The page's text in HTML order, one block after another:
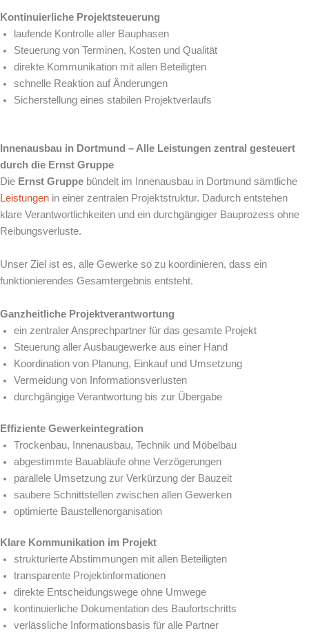
Kontinuierliche Projektsteuerung
laufende Kontrolle aller Bauphasen
Steuerung von Terminen, Kosten und Qualität
direkte Kommunikation mit allen Beteiligten
schnelle Reaktion auf Änderungen
Sicherstellung eines stabilen Projektverlaufs
Innenausbau in Dortmund – Alle Leistungen zentral gesteuert
durch die Ernst Gruppe
Die Ernst Gruppe bündelt im Innenausbau in Dortmund sämtliche
Leistungen in einer zentralen Projektstruktur. Dadurch entstehen
klare Verantwortlichkeiten und ein durchgängiger Bauprozess ohne
Reibungsverluste.
Unser Ziel ist es, alle Gewerke so zu koordinieren, dass ein
funktionierendes Gesamtergebnis entsteht.
Ganzheitliche Projektverantwortung
ein zentraler Ansprechpartner für das gesamte Projekt
Steuerung aller Ausbaugewerke aus einer Hand
Koordination von Planung, Einkauf und Umsetzung
Vermeidung von Informationsverlusten
durchgängige Verantwortung bis zur Übergabe
Effiziente Gewerkeintegration
Trockenbau, Innenausbau, Technik und Möbelbau
abgestimmte Bauabläufe ohne Verzögerungen
parallele Umsetzung zur Verkürzung der Bauzeit
saubere Schnittstellen zwischen allen Gewerken
optimierte Baustellenorganisation
Klare Kommunikation im Projekt
strukturierte Abstimmungen mit allen Beteiligten
transparente Projektinformationen
direkte Entscheidungswege ohne Umwege
kontinuierliche Dokumentation des Baufortschritts
verlässliche Informationsbasis für alle Partner